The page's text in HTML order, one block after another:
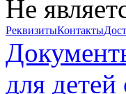
Не
РеквизитыКонтакты
для